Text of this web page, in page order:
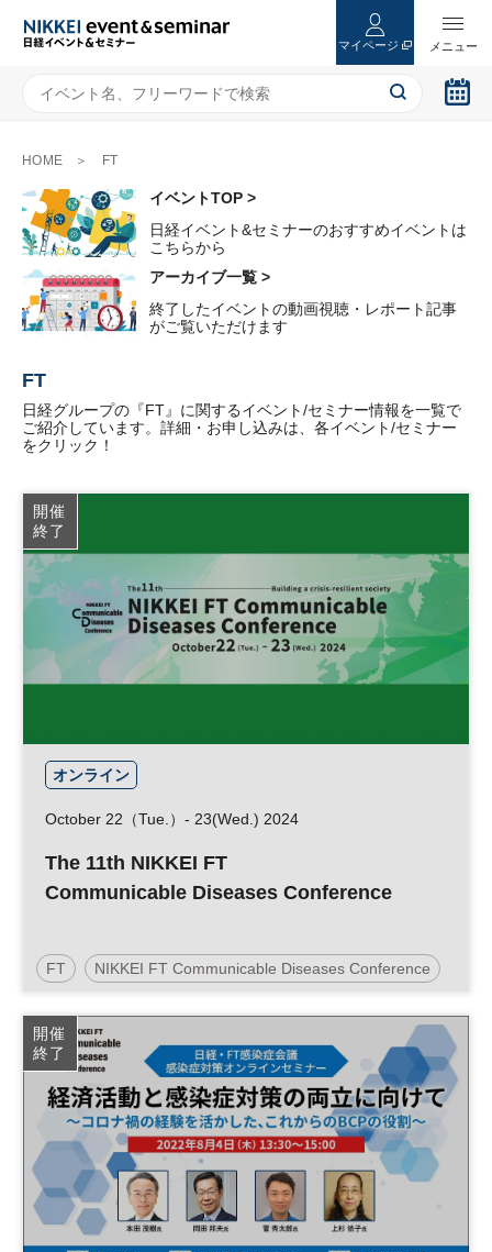
マイページ
HOME FT
イベントTOP >
日経イベント&セミナーのおすすめイベントは
こちらから
アーカイブ一覧 >
終了したイベントの動画視聴・レポート記事
がご覧いただけます
FT
日経グループの『FT』に関するイベント/セミナー情報を一覧で
ご紹介しています。詳細・お申し込みは、各イベント/セミナー
をクリック！
開催
終了
オンライン
October 22（Tue.）- 23(Wed.) 2024
The 11th NIKKEI FT
Communicable Diseases Conference
FT NIKKEI FT Communicable Diseases Conference
日経・FT感染症会議 感染症対策 国際会議
感染症
開催
終了